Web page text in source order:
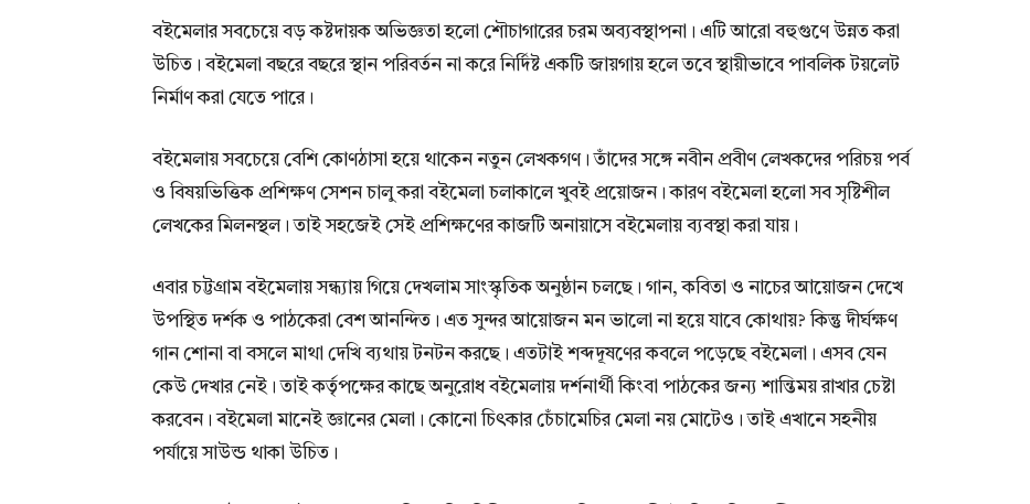
বইমেলার সবচেয়ে বড় কষ্টদায়ক অভিজ্ঞতা হলো শৌচাগারের চরম অব্যবস্থাপনা। এটি আরো বহুগুণে উন্নত করা
উচিত। বইমেলা বছরে বছরে স্থান পরিবর্তন না করে নির্দিষ্ট একটি জায়গায় হলে তবে স্থায়ীভাবে পাবলিক টয়লেট
নির্মাণ করা যেতে পারে।
বইমেলায় সবচেয়ে বেশি কোণঠাসা হয়ে থাকেন নতুন লেখকগণ। তাঁদের সঙ্গে নবীন প্রবীণ লেখকদের পরিচয় পর্ব
ও বিষয়ভিত্তিক প্রশিক্ষণ সেশন চালু করা বইমেলা চলাকালে খুবই প্রয়োজন। কারণ বইমেলা হলো সব সৃষ্টিশীল
লেখকের মিলনস্থল। তাই সহজেই সেই প্রশিক্ষণের কাজটি অনায়াসে বইমেলায় ব্যবস্থা করা যায়।
এবার চট্টগ্রাম বইমেলায় সন্ধ্যায় গিয়ে দেখলাম সাংস্কৃতিক অনুষ্ঠান চলছে। গান, কবিতা ও নাচের আয়োজন দেখে
উপস্থিত দর্শক ও পাঠকেরা বেশ আনন্দিত। এত সুন্দর আয়োজন মন ভালো না হয়ে যাবে কোথায়? কিন্তু দীর্ঘক্ষণ
গান শোনা বা বসলে মাথা দেখি ব্যথায় টনটন করছে। এতটাই শব্দদূষণের কবলে পড়েছে বইমেলা। এসব যেন
কেউ দেখার নেই। তাই কর্তৃপক্ষের কাছে অনুরোধ বইমেলায় দর্শনার্থী কিংবা পাঠকের জন্য শান্তিময় রাখার চেষ্টা
করবেন। বইমেলা মানেই জ্ঞানের মেলা। কোনো চিৎকার চেঁচামেচির মেলা নয় মোটেও। তাই এখানে সহনীয়
পর্যায়ে সাউন্ড থাকা উচিত।